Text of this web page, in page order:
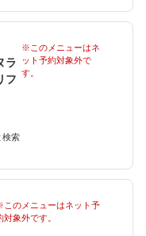
ラ
フ
検索
※このメニューはネ
ット予約対象外で
す。
のメニューはネット予
対象外です。